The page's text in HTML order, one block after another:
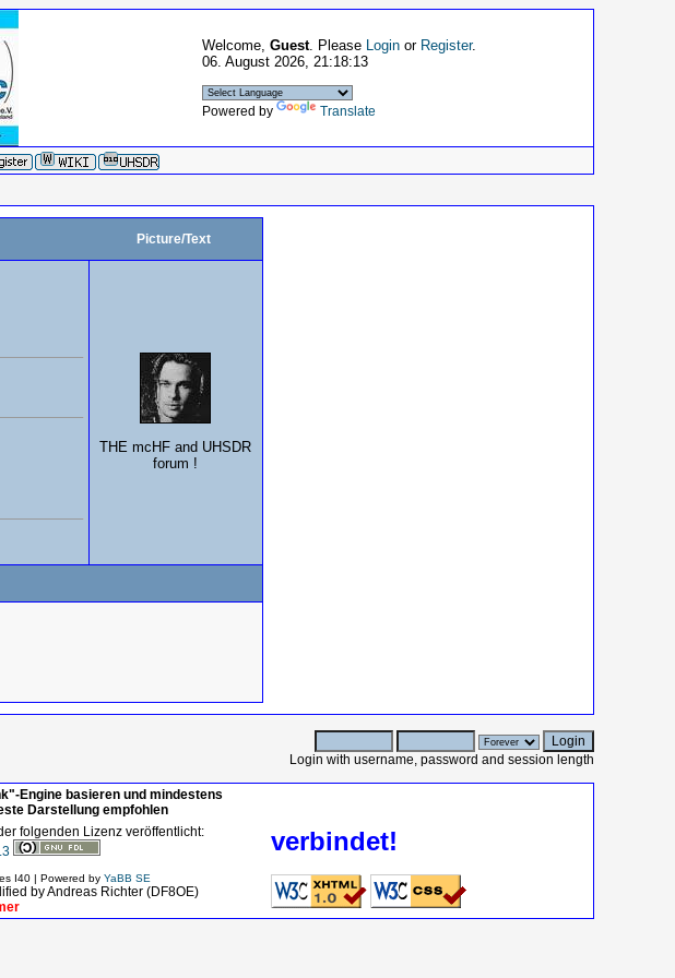
Welcome, Guest. Please Loginor Register.
06. August 2026, 21:18:13
Powered by Translate
Picture/Text
THE mcHF and UHSDR
forum !
Login with username, password and session length
Engine basieren und mindestens
Darstellung empfohlen
folgenden Lizenz veröffentlicht:
verbindet!
I40 | Powered by YaBB SE
by Andreas Richter (DF8OE)